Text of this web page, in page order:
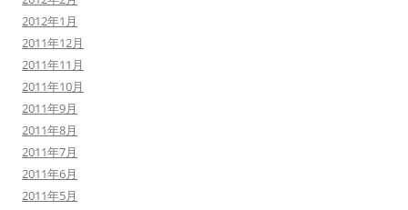
2012年1月
2011年12月
2011年11月
2011年10月
2011年9月
2011年8月
2011年7月
2011年6月
2011年5月